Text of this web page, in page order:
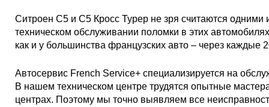
Ситроен С5 и С5 Кросс Турер не зря считаются
техническом обслуживании поломки в этих
как и у большинства французских авто – через каждые
Автосервис French Service+ специализируется на
В нашем техническом центре трудятся опытные
центрах. Поэтому мы точно выявляем все